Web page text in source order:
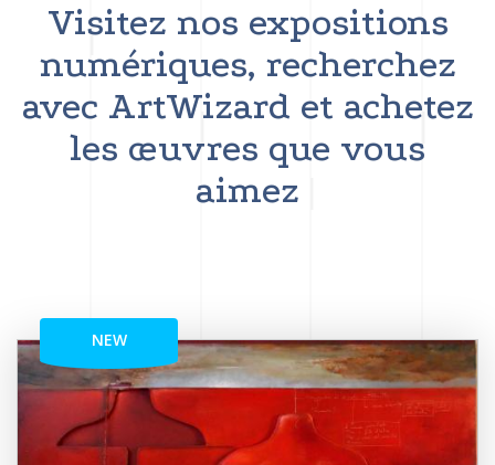
Visitez nos expositions
numériques, recherchez
avec ArtWizard et achetez
les œuvres que vous
aimez
NEW